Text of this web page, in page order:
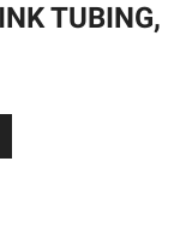
TUBING,